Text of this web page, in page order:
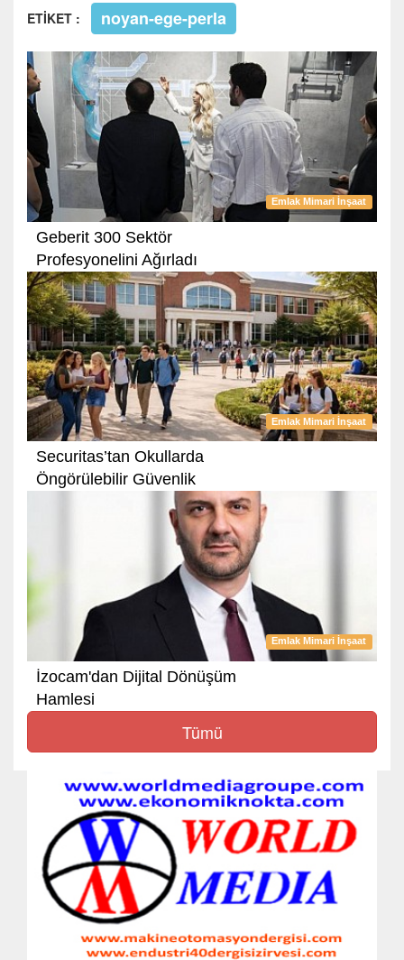
ETİKET : noyan-ege-perla
Emlak Mimari İnşaat
Geberit 300 Sektör
Profesyonelini Ağırladı
Emlak Mimari İnşaat
Securitas’tan Okullarda
Öngörülebilir Güvenlik
Emlak Mimari İnşaat
İzocam'dan Dijital Dönüşüm
Hamlesi
Tümü